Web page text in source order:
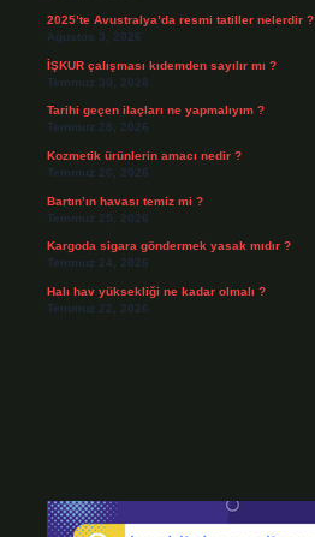
2025’te Avustralya’da resmi tatiller nelerdir ?
Ağustos 3, 2026
İŞKUR çalışması kıdemden sayılır mı ?
Temmuz 30, 2026
Tarihi geçen ilaçları ne yapmalıyım ?
Temmuz 28, 2026
Kozmetik ürünlerin amacı nedir ?
Temmuz 26, 2026
Bartın’ın havası temiz mi ?
Temmuz 25, 2026
Kargoda sigara göndermek yasak mıdır ?
Temmuz 24, 2026
Halı hav yüksekliği ne kadar olmalı ?
Temmuz 22, 2026